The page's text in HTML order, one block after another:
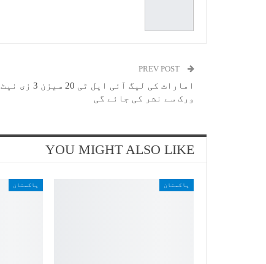
امارات کی لیگ آئی ایل ٹی 20 سیزن 3 زی نیٹ
ورک سے نشر کی جائے گی
YOU MIGHT ALSO LIKE
پاکستان پاکستان